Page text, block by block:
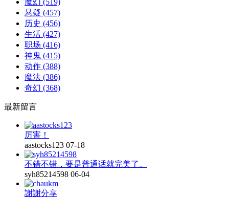
悬疑 (457)
历史 (456)
生活 (427)
职场 (416)
神鬼 (415)
动作 (388)
魔法 (386)
奇幻 (368)
最新留言
厉害！
aastocks123 07-18
不错不错，要是普通话就完美了。
syh85214598 06-04
謝謝分享